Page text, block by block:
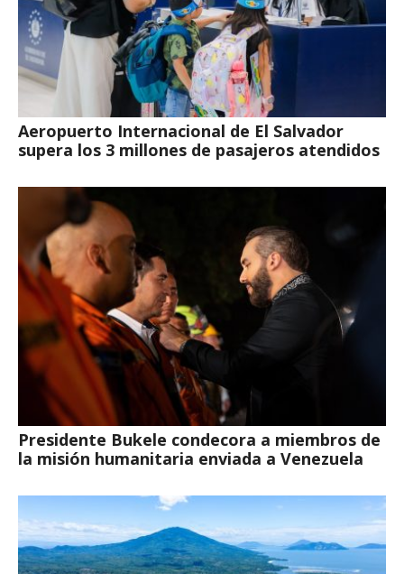
Aeropuerto Internacional de El Salvador
supera los 3 millones de pasajeros atendidos
Presidente Bukele condecora a miembros de
la misión humanitaria enviada a Venezuela